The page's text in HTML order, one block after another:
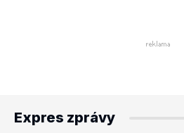
Expres zprávy